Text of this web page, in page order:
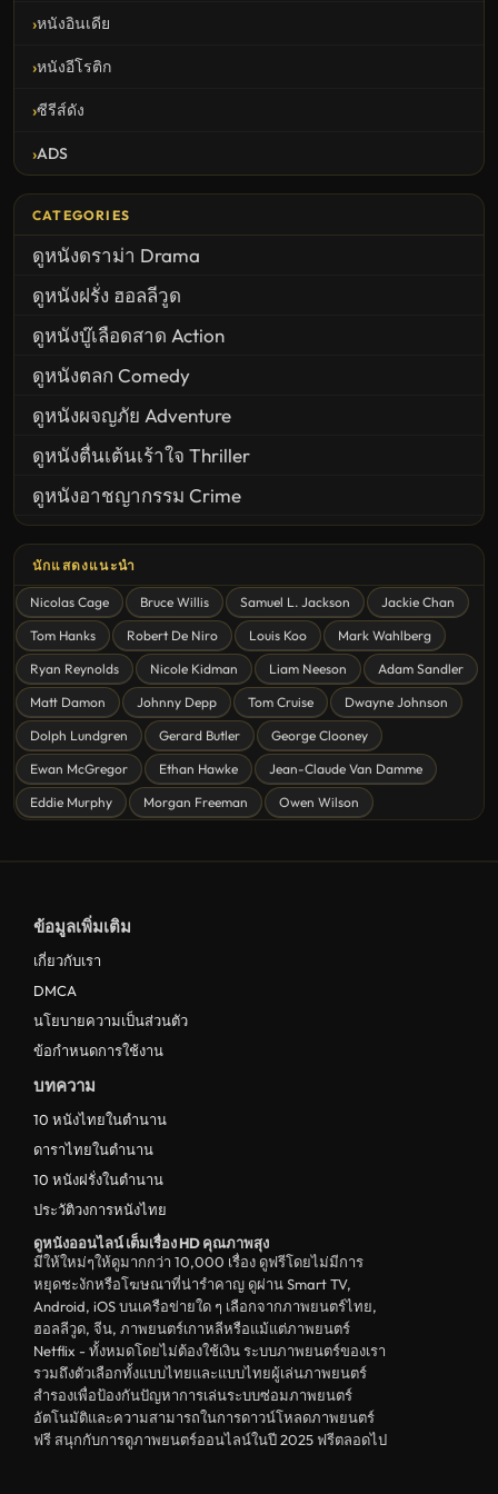
หนังอินเดีย
หนังอีโรติก
ซีรีส์ดัง
ADS
CATEGORIES
ดูหนังดราม่า Drama
ดูหนังฝรั่ง ฮอลลีวูด
ดูหนังบู๊เลือดสาด Action
ดูหนังตลก Comedy
ดูหนังผจญภัย Adventure
ดูหนังตื่นเต้นเร้าใจ Thriller
ดูหนังอาชญากรรม Crime
ดูหนังสยองขวัญ Horror
ดูหนังโรแมนติก Romance
หนังชีวิต
ดูหนังแฟนตาซี Fantasy
ดูหนังลึกลับ Mystery
ดูหนังอนิเมชั่น Animation
ดูหนังไซไฟ Sci-Fi
ดูหนังญี่ปุ่น Japan
ดูหนังชีวประวัติ Biography
ดูหนังเกาหลีใต้ South Korea
ระทึกขวัญ
ดูหนังจีน China
unknown
ดูหนังอีโรติก R18+ erotic
บู๊
หนังฝรั่ง
ดูหนังสารคดี Documentary
สยองขวัญ
ดูหนังอินเดีย India
นักแสดงแนะนำ
Nicolas Cage Bruce Willis Samuel L. Jackson
Jackie Chan
Tom Hanks
Robert De Niro Louis Koo
Mark Wahlberg
Ryan Reynolds
Nicole Kidman Liam Neeson
Adam Sandler
Matt Damon
Johnny Depp Tom Cruise
Dwayne Johnson
Dolph Lundgren
Gerard Butler
George Clooney
Ewan McGregor
Ethan Hawke
Jean-Claude Van Damme
Eddie Murphy
Morgan Freeman Owen Wilson
ข้อมูลเพิ่มเติม
เกี่ยวกับเรา
DMCA
นโยบายความเป็นส่วนตัว
ข้อกำหนดการใช้งาน
บทความ
10 หนังไทยในตำนาน
ดาราไทยในตำนาน
10 หนังฝรั่งในตำนาน
ประวัติวงการหนังไทย
ดูหนังออนไลน์ เต็มเรื่อง HD คุณภาพสุง
มีให้ใหม่ๆให้ดูมากกว่า 10,000 เรื่อง ดูฟรีโดยไม่มีการ
หยุดชะงักหรือโฆษณาที่น่ารำคาญ ดูผ่าน Smart TV,
Android, iOS บนเครือข่ายใด ๆ เลือกจากภาพยนตร์ไทย,
ฮอลลีวูด, จีน, ภาพยนตร์เกาหลีหรือแม้แต่ภาพยนตร์
Netflix - ทั้งหมดโดยไม่ต้องใช้เงิน ระบบภาพยนตร์ของเรา
รวมถึงตัวเลือกทั้งแบบไทยและแบบไทยผู้เล่นภาพยนตร์
สำรองเพื่อป้องกันปัญหาการเล่นระบบซ่อมภาพยนตร์
อัตโนมัติและความสามารถในการดาวน์โหลดภาพยนตร์
ฟรี สนุกกับการดูภาพยนตร์ออนไลน์ในปี 2025 ฟรีตลอดไป